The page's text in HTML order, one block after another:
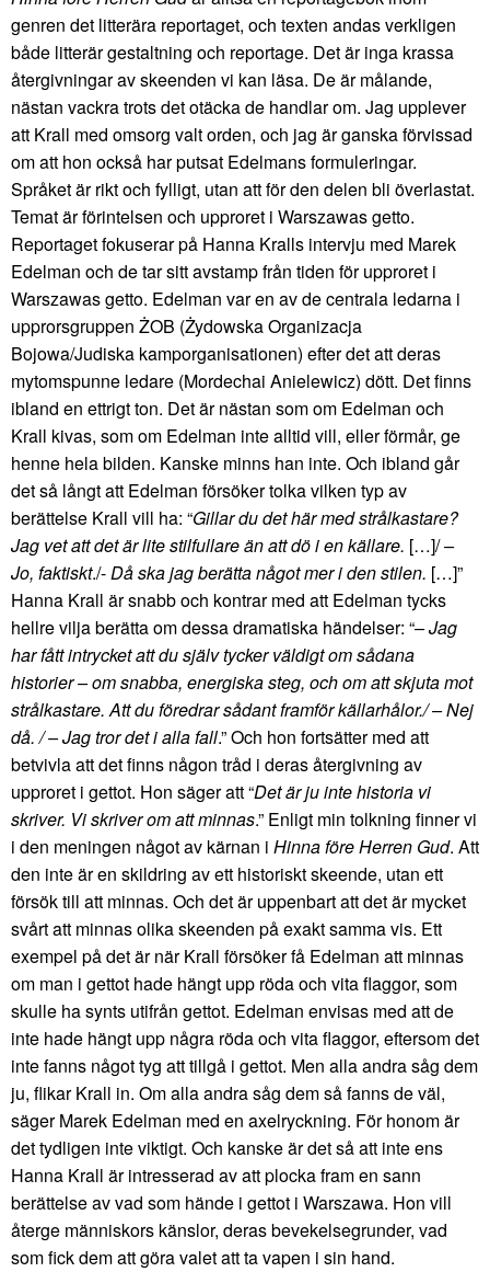
genren det litterära reportaget, och texten andas verkligen
både litterär gestaltning och reportage. Det är inga krassa
återgivningar av skeenden vi kan läsa. De är målande,
nästan vackra trots det otäcka de handlar om. Jag upplever
att Krall med omsorg valt orden, och jag är ganska förvissad
om att hon också har putsat Edelmans formuleringar.
Språket är rikt och fylligt, utan att för den delen bli överlastat.
Temat är förintelsen och upproret i Warszawas getto.
Reportaget fokuserar på Hanna Kralls intervju med Marek
Edelman och de tar sitt avstamp från tiden för upproret i
Warszawas getto. Edelman var en av de centrala ledarna i
upprorsgruppen ŻOB (Żydowska Organizacja
Bojowa/Judiska kamporganisationen) efter det att deras
mytomspunne ledare (Mordechai Anielewicz) dött. Det finns
ibland en ettrigt ton. Det är nästan som om Edelman och
Krall kivas, som om Edelman inte alltid vill, eller förmår, ge
henne hela bilden. Kanske minns han inte. Och ibland går
det så långt att Edelman försöker tolka vilken typ av
berättelse Krall vill ha: “Gillar du det här med strålkastare?
Jag vet att det är lite stilfullare än att dö i en källare. […]/–
Jo, faktiskt./-Då ska jag berätta något mer i den stilen. […]”
Hanna Krall är snabb och kontrar med att Edelman tycks
hellre vilja berätta om dessa dramatiska händelser: “– Jag
har fått intrycket att du själv tycker väldigt om sådana
historier – om snabba, energiska steg, och om att skjuta mot
strålkastare. Att du föredrar sådant framför källarhålor./ – Nej
då. / – Jag tror det i alla fall.” Och hon fortsätter med att
betvivla att det finns någon tråd i deras återgivning av
upproret i gettot. Hon säger att “Det är ju inte historia vi
skriver. Vi skriver om att minnas.” Enligt min tolkning finner vi
i den meningen något av kärnan i Hinna före Herren Gud. Att
den inte är en skildring av ett historiskt skeende, utan ett
försök till att minnas. Och det är uppenbart att det är mycket
svårt att minnas olika skeenden på exakt samma vis. Ett
exempel på det är när Krall försöker få Edelman att minnas
om man i gettot hade hängt upp röda och vita flaggor, som
skulle ha synts utifrån gettot. Edelman envisas med att de
inte hade hängt upp några röda och vita flaggor, eftersom det
inte fanns något tyg att tillgå i gettot. Men alla andra såg dem
ju, flikar Krall in. Om alla andra såg dem så fanns de väl,
säger Marek Edelman med en axelryckning. För honom är
det tydligen inte viktigt. Och kanske är det så att inte ens
Hanna Krall är intresserad av att plocka fram en sann
berättelse av vad som hände i gettot i Warszawa. Hon vill
återge människors känslor, deras bevekelsegrunder, vad
som fick dem att göra valet att ta vapen i sin hand.